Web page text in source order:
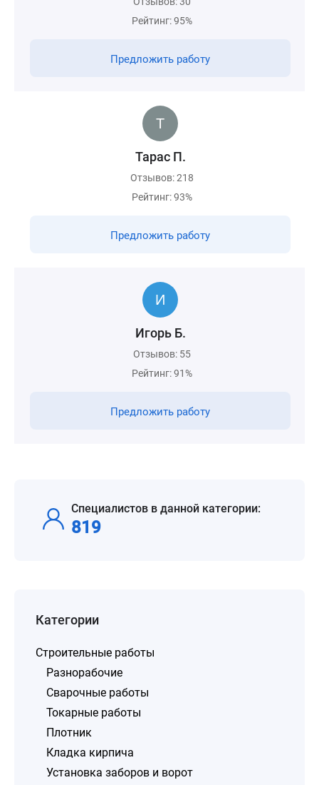
Рейтинг: 95%
Предложить работу
Тарас П.
Отзывов: 218
Рейтинг: 93%
Предложить работу
Игорь Б.
Отзывов: 55
Рейтинг: 91%
Предложить работу
Специалистов в данной категории:
819
Категории
Строительные работы
Разнорабочие
Сварочные работы
Токарные работы
Плотник
Кладка кирпича
Установка заборов и ворот